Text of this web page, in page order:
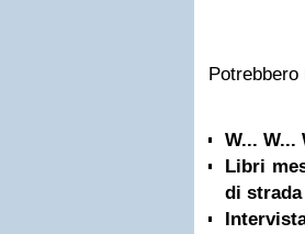
W... W...
Libri
di